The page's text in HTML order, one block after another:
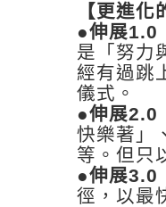
【更進化
●伸展1.0
是「努力
經有過跳
儀式。
●伸展2.0
快樂著」
等。但只
●伸展3.0
徑，以最